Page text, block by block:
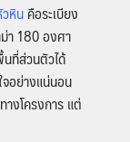
หินคือระเบียง
ม่า 180 องศา
ที่ส่วนตัวได้
อย่างแน่นอน
างโครงการ แต่